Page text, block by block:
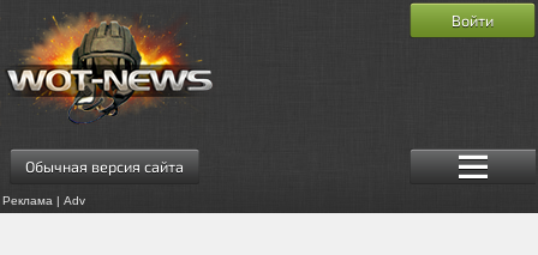
Обычная версия сайта
Реклама | Adv
Войти